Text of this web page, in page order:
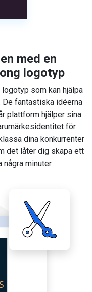
med en
logotyp
som kan hjälpa
De fantastiska idéerna
plattform hjälper sina
för
dina konkurrenter
det låter dig skapa ett
minuter.